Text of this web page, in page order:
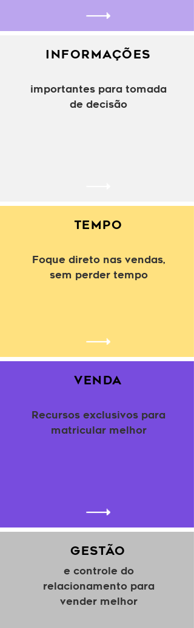
INFORMAÇÕES
importantes para tomada
de decisão
TEMPO
Foque direto nas vendas,
sem perder tempo
VENDA
Recursos exclusivos para
matricular melhor
GESTÃO
e controle do
relacionamento para
vender melhor